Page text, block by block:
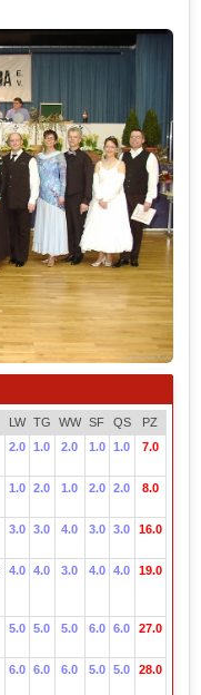
LW TG WW SF QS
PZ
2.0 1.0 2.0 1.0 1.0 7.0
1.0 2.0 1.0 2.0 2.0 8.0
3.0 3.0 4.0 3.0 3.0 16.0
4.0 4.0 3.0 4.0 4.0 19.0
5.0 5.0 5.0 6.0 6.0 27.0
6.0 6.0 6.0 5.0 5.0 28.0